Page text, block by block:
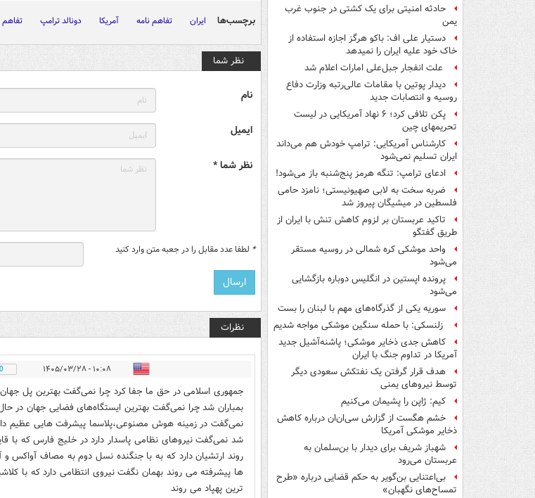
حادثه امنیتی برای یک کشتی در جنوب غرب
یمن
دستیار علی اف: باکو هرگز اجازه استفاده از
خاک خود علیه ایران را نمیدهد
علت انفجار جبل‌علی امارات اعلام شد
دیدار پوتین با مقامات عالی‌رتبه وزارت دفاع
روسیه و انتصابات جدید
پکن تلافی کرد؛ ۶ نهاد آمریکایی در لیست
تحریمهای چین
کارشناس آمریکایی: ترامپ خودش هم می‌داند
ایران تسلیم نمی‌شود
ادعای ترامپ: تنگه هرمز پنج‌شنبه باز می‌شود!
ضربه سخت به لابی صهیونیستی؛ نامزد حامی
فلسطین در میشیگان پیروز شد
تاکید عربستان بر لزوم کاهش تنش با ایران از
طریق گفتگو
واحد موشکی کره شمالی در روسیه مستقر
می‌شود
پرونده اپستین در انگلیس دوباره بازگشایی
می‌شود
سوریه یکی از گذرگاه‌های مهم با لبنان را بست
زلنسکی: با حمله سنگین موشکی مواجه شدیم
کاهش جدی ذخایر موشکی؛ پاشنه‌آشیل جدید
آمریکا در تداوم جنگ با ایران
هدف قرار گرفتن یک نفتکش سعودی دیگر
توسط نیروهای یمنی
کیم: ژاپن را پشیمان می‌کنیم
خشم هگست از گزارش سی‌ان‌ان درباره کاهش
ذخایر موشکی آمریکا
شهباز شریف برای دیدار با بن‌سلمان به
عربستان می‌رود
بی‌اعتنایی بن‌گویر به حکم قضایی درباره «طرح
تمساح‌های نگهبان»
برچسب‌ها ایران تفاهم نامه آمریکا دونالد ترامپ تفاهم
نظر شما
نام
ایمیل
نظر شما *
* لطفا عدد مقابل را در جعبه متن وارد کنید
نظرات
۱۰:۰۸ - ۱۴۰۵/۰۳/۲۸ 0
جمهوری اسلامی در حق ما جفا کرد چرا نمی‌گفت بهترین پل
بمباران شد چرا نمی‌گفت بهترین ایستگاه‌های فضایی جهان در
نمی‌گفت در زمینه هوش مصنوعی،پلاسما پیشرفت هایی عظیم
شد نمی‌گفت نیروهای نظامی پاسدار دارد در خلیج فارس که با
روند ارتشیان دارد که به با جنگنده نسل دوم به مصاف آواکس
ها پیشرفته می روند بهمان نگفت نیروی انتظامی دارد که با
ترین پهپاد می روند